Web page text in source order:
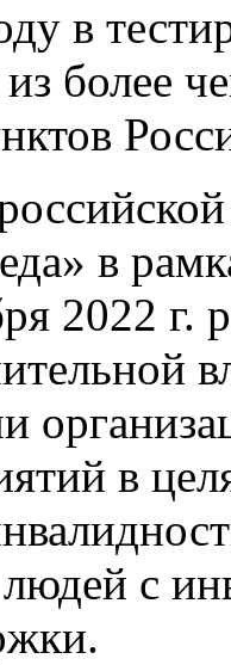
в
более
в
2022
в
людей с